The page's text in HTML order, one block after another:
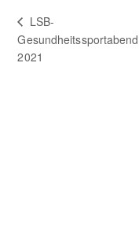
LSB-
Gesundheitssportabend
2021